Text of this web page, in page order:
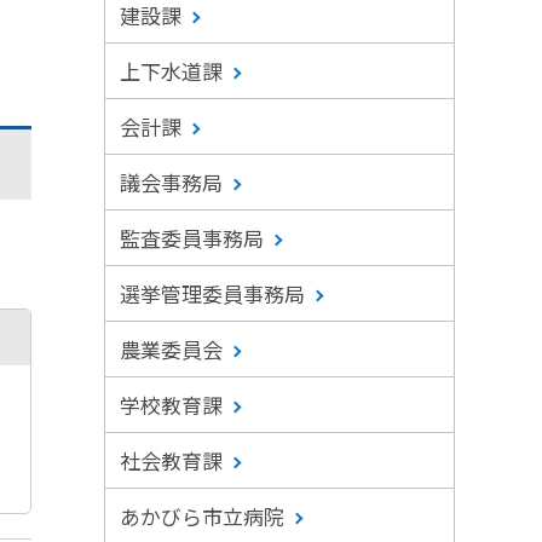
建設課
上下水道課
会計課
議会事務局
監査委員事務局
選挙管理委員事務局
農業委員会
学校教育課
社会教育課
あかびら市立病院